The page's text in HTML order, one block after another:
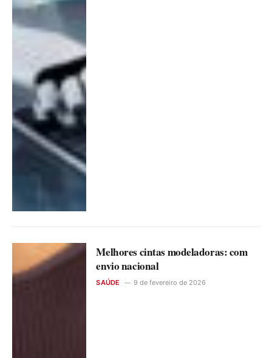
Melhores cintas modeladoras: com
envio nacional
SAÚDE 9 de fevereiro de 2026